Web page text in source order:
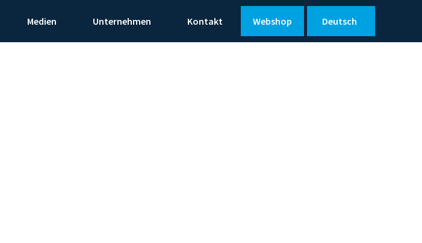
Medien Unternehmen Kontakt Webshop Deutsch